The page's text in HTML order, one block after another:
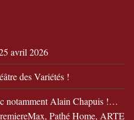
avril 2026
des Variétés !
notamment Alain Chapuis !…
Pathé Home, ARTE